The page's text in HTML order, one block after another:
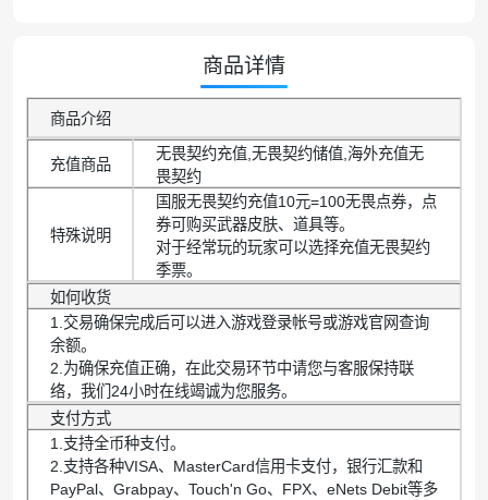
商品详情
商品介绍
充值商品
无畏契约充值,无畏契约储值,海外充值无
畏契约
特殊说明
国服无畏契约充值10元=100无畏点券，点
券可购买武器皮肤、道具等。
对于经常玩的玩家可以选择充值无畏契约
季票。
如何收货
1.交易确保完成后可以进入游戏登录帐号或游戏官网查询
余额。
2.为确保充值正确，在此交易环节中请您与客服保持联
络，我们24小时在线竭诚为您服务。
支付方式
1.支持全币种支付。
2.支持各种VISA、MasterCard信用卡支付，银行汇款和
PayPal、Grabpay、Touch'n Go、FPX、eNets Debit等多